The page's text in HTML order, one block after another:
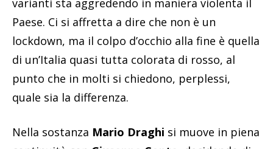
varianti sta aggredendo in maniera violenta il
Paese. Ci si affretta a dire che non è un
lockdown, ma il colpo d’occhio alla fine è quella
di un’Italia quasi tutta colorata di rosso, al
punto che in molti si chiedono, perplessi,
quale sia la differenza.
Nella sostanza Mario Draghi si muove in piena